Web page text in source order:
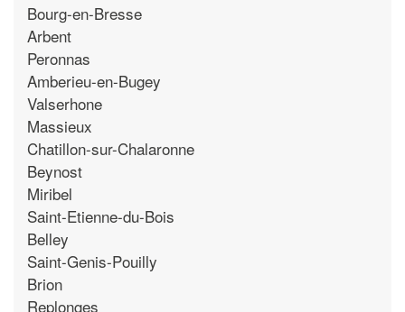
Bourg-en-Bresse
Arbent
Peronnas
Amberieu-en-Bugey
Valserhone
Massieux
Chatillon-sur-Chalaronne
Beynost
Miribel
Saint-Etienne-du-Bois
Belley
Saint-Genis-Pouilly
Brion
Replonges